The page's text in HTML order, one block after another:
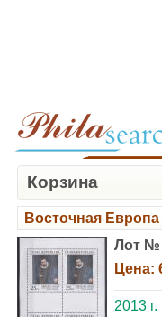
Корзина
Восточная Европа
Лот №
Цена:
2013 г.